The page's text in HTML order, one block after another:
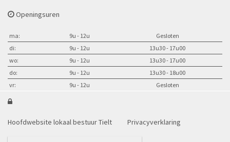
Openingsuren
ma: 9u - 12u
Gesloten
di:
9u - 12u
13u30 - 17u00
wo:
9u - 12u
13u30 - 17u00
do:
9u - 12u
13u30 - 18u00
vr:
9u - 12u Gesloten

Hoofdwebsite lokaal bestuur Tielt Privacyverklaring